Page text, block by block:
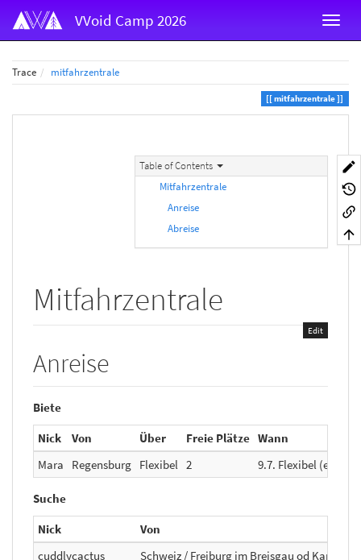
VVoid Camp 2026
Trace mitfahrzentrale
mitfahrzentrale
Table of Contents
Mitfahrzentrale
Anreise
Abreise
Mitfahrzentrale
Edit
Anreise
Biete
Nick
Von Über Freie Plätze Wann
Mara
Regensburg Flexibel 2 9.7. Flexibel (eher
Suche
Nick
Von
cuddlycactus
Schweiz / Freiburg im Breisgau od